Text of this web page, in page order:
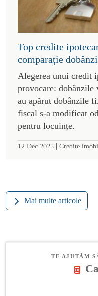
Top credite
comparație
Alegerea unui credit
provocare: dobânzile
au apărut dobânzile
fiscal s-a modificat
pentru locuințe.
12 Dec 2025 | Credite
Mai multe articole
TE AJUTĂM